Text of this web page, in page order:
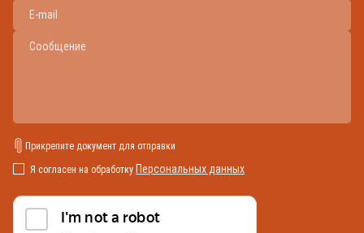
Прикрепите документ для отправки
Я согласен на обработку Персональных данных